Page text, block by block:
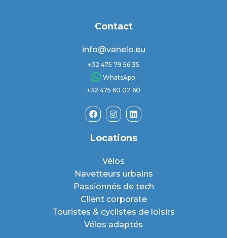
Contact
info@vanelo.eu
+32 475 79 56 35
WhatsApp :
+32 475 60 02 60
Locations
Vélos
Navetteurs urbains
Passionnés de tech
Client corporate
Touristes & cyclistes de loisirs
Vélos adaptés